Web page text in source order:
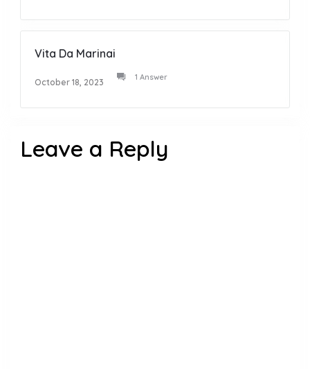
Vita Da Marinai
October 18, 2023 1 Answer
Leave a Reply